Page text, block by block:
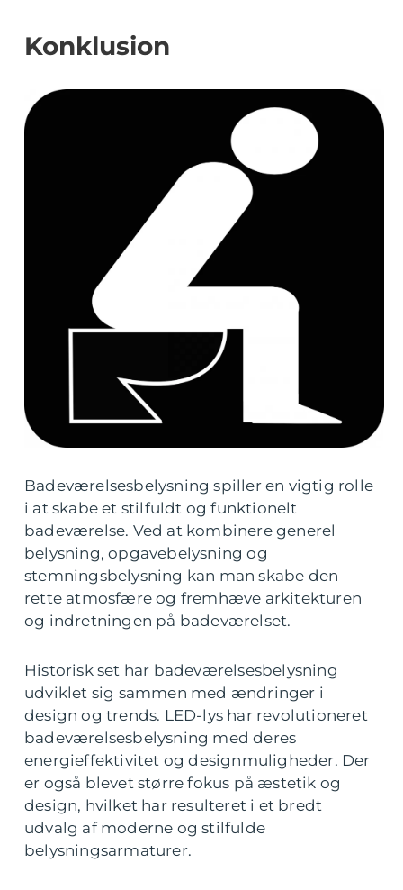
Konklusion
Badeværelsesbelysning spiller en vigtig rolle
i at skabe et stilfuldt og funktionelt
badeværelse. Ved at kombinere generel
belysning, opgavebelysning og
stemningsbelysning kan man skabe den
rette atmosfære og fremhæve arkitekturen
og indretningen på badeværelset.
Historisk set har badeværelsesbelysning
udviklet sig sammen med ændringer i
design og trends. LED-lys har revolutioneret
badeværelsesbelysning med deres
energieffektivitet og designmuligheder. Der
er også blevet større fokus på æstetik og
design, hvilket har resulteret i et bredt
udvalg af moderne og stilfulde
belysningsarmaturer.